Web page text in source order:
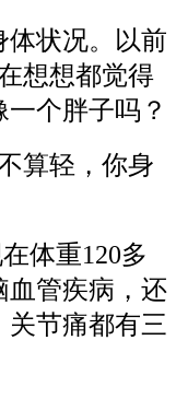
体状况。以前
想想都觉得
个胖子吗？
算轻，你身
体重120多
血管疾病，还
关节痛都有三